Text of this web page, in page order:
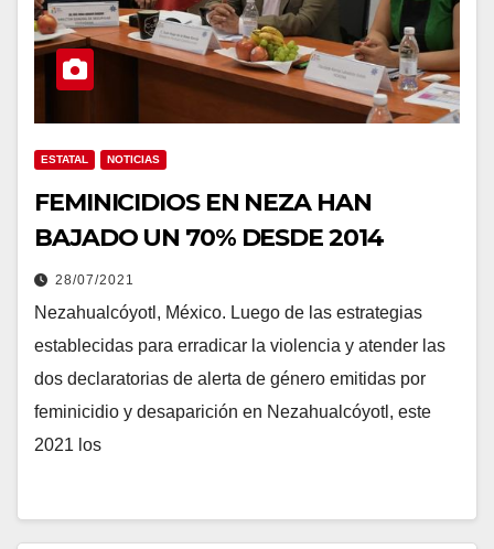
ESTATAL NOTICIAS
FEMINICIDIOS EN NEZA HAN
BAJADO UN 70% DESDE 2014
28/07/2021
Nezahualcóyotl, México. Luego de las estrategias
establecidas para erradicar la violencia y atender las
dos declaratorias de alerta de género emitidas por
feminicidio y desaparición en Nezahualcóyotl, este
2021 los